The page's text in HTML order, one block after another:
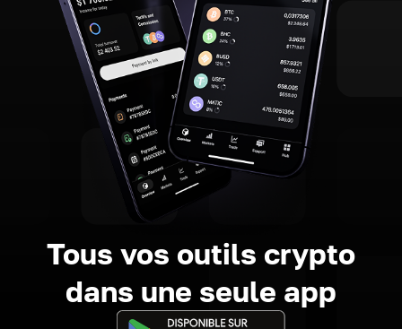
Tous vos outils crypto
dans une seule app